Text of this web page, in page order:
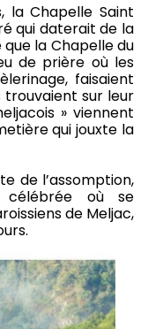
la Chapelle Saint
qui daterait de la
la Chapelle du
de prière où les
faisaient
trouvaient sur leur
» viennent
qui jouxte la
de l’assomption,
célébrée où se
de Meljac,